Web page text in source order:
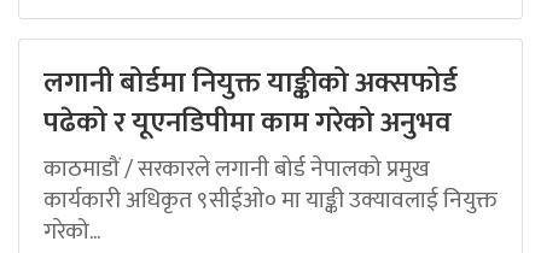
लगानी बोर्डमा नियुक्त याङ्कीको अक्सफोर्ड
पढेको र यूएनडिपीमा काम गरेको अनुभव
काठमाडौं / सरकारले लगानी बोर्ड नेपालको प्रमुख
कार्यकारी अधिकृत ९सीईओ० मा याङ्की उक्यावलाई नियुक्त
गरेको...